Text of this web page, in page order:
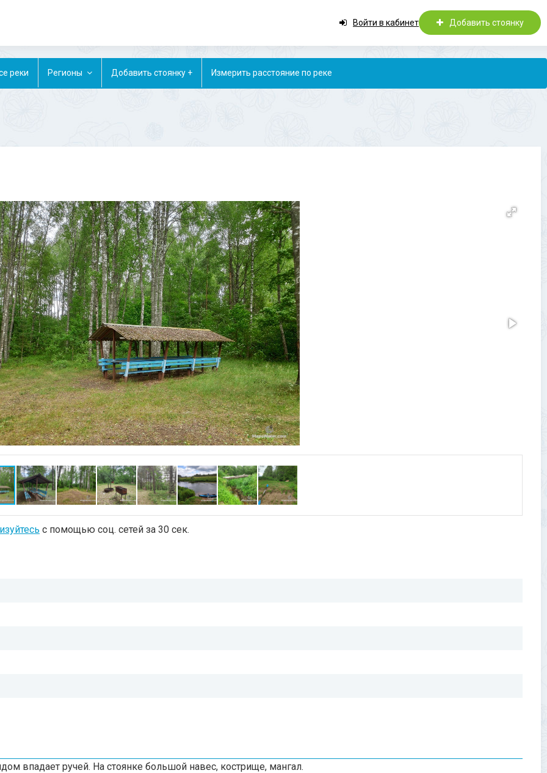
Войти в кабинет Добавить стоянку
реки Регионы Добавить стоянку + Измерить расстояние по реке
с помощью соц. сетей за 30 сек.
впадает ручей. На стоянке большой навес, кострище, мангал.